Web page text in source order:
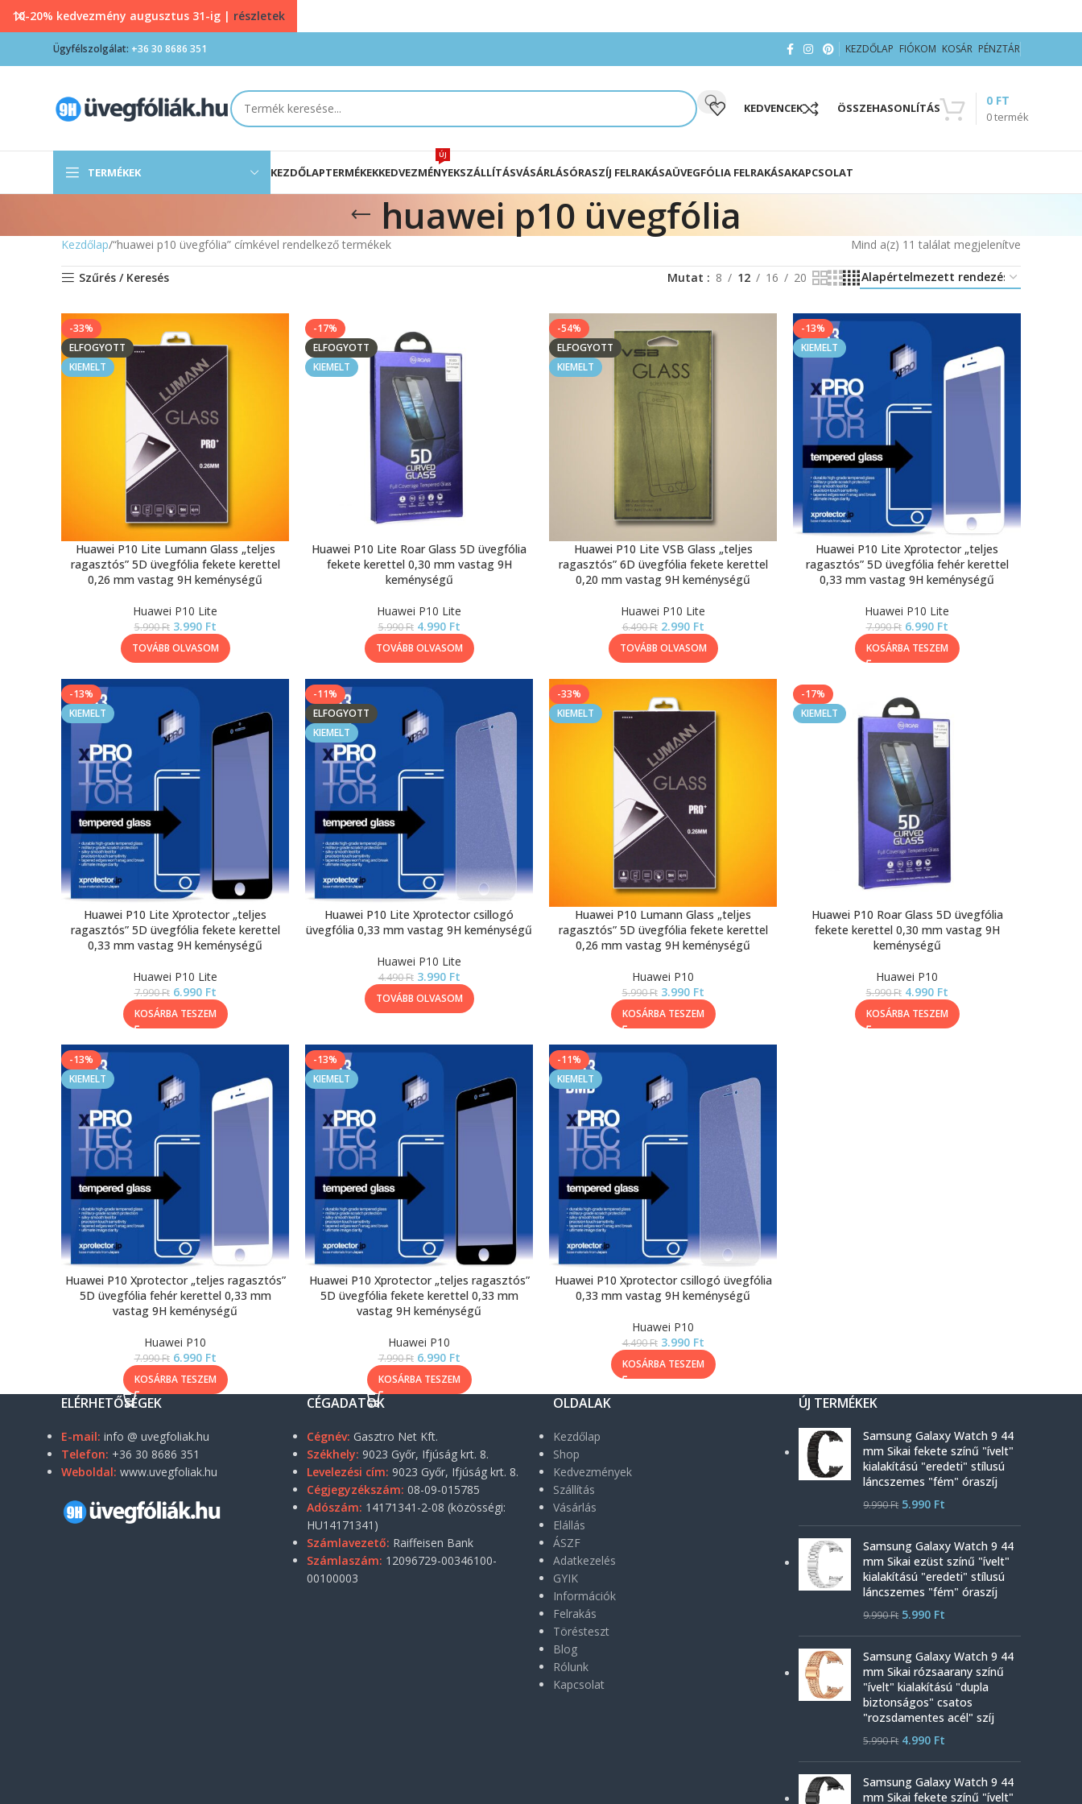
Ügyfélszolgálat: +36 30 8686 351 KEZDŐLAP FIÓKOM KOSÁR PÉNZTÁR
KEDVENCEK ÖSSZEHASONLÍTÁS
0termék
0 FT
TERMÉKEK KEZDŐLAPTERMÉKEKKEDVEZMÉNYEK
ÚJ
SZÁLLÍTÁSVÁSÁRLÁSÓRASZÍJ FELRAKÁSAÜVEGFÓLIA FELRAKÁSAKAPCSOLAT
huawei p10 üvegfólia
Kezdőlap “huawei p10 üvegfólia” címkével rendelkező termékek Mind a(z) 11 találat megjelenítve
Szűrés / Keresés Mutat 8 12 16 20
-33%
ELFOGYOTT
KIEMELT
Huawei P10 Lite Lumann Glass „teljes
ragasztós” 5D üvegfólia fekete kerettel
0,26 mm vastag 9H keménységű
Huawei P10 Lite
5.990Ft 3.990 Ft
TOVÁBB OLVASOM
-17%
ELFOGYOTT
KIEMELT
Huawei P10 Lite Roar Glass 5D üvegfólia
fekete kerettel 0,30 mm vastag 9H
keménységű
Huawei P10 Lite
5.990Ft 4.990 Ft
TOVÁBB OLVASOM
-54%
ELFOGYOTT
KIEMELT
Huawei P10 Lite VSB Glass „teljes
ragasztós” 6D üvegfólia fekete kerettel
0,20 mm vastag 9H keménységű
Huawei P10 Lite
6.490Ft 2.990 Ft
TOVÁBB OLVASOM
-13%
KIEMELT
Huawei P10 Lite Xprotector „teljes
ragasztós” 5D üvegfólia fehér kerettel
0,33 mm vastag 9H keménységű
Huawei P10 Lite
7.990Ft 6.990 Ft
KOSÁRBA TESZEM
-13%
KIEMELT
Huawei P10 Lite Xprotector „teljes
ragasztós” 5D üvegfólia fekete kerettel
0,33 mm vastag 9H keménységű
Huawei P10 Lite
7.990Ft 6.990 Ft
KOSÁRBA TESZEM
-11%
ELFOGYOTT
KIEMELT
Huawei P10 Lite Xprotector csillogó
üvegfólia 0,33 mm vastag 9H keménységű
Huawei P10 Lite
4.490Ft 3.990 Ft
TOVÁBB OLVASOM
-33%
KIEMELT
Huawei P10 Lumann Glass „teljes
ragasztós” 5D üvegfólia fekete kerettel
0,26 mm vastag 9H keménységű
Huawei P10
5.990Ft 3.990 Ft
KOSÁRBA TESZEM
-17%
KIEMELT
Huawei P10 Roar Glass 5D üvegfólia
fekete kerettel 0,30 mm vastag 9H
keménységű
Huawei P10
5.990Ft 4.990 Ft
KOSÁRBA TESZEM
-13%
KIEMELT
Huawei P10 Xprotector „teljes ragasztós”
5D üvegfólia fehér kerettel 0,33 mm
vastag 9H keménységű
Huawei P10
7.990Ft 6.990 Ft
KOSÁRBA TESZEM
-13%
KIEMELT
Huawei P10 Xprotector „teljes ragasztós”
5D üvegfólia fekete kerettel 0,33 mm
vastag 9H keménységű
Huawei P10
7.990Ft 6.990 Ft
KOSÁRBA TESZEM
-11%
KIEMELT
Huawei P10 Xprotector csillogó üvegfólia
0,33 mm vastag 9H keménységű
Huawei P10
4.490Ft 3.990 Ft
KOSÁRBA TESZEM
ELÉRHETŐSÉGEK
E-mail: info @ uvegfoliak.hu
Telefon: +36 30 8686 351
Weboldal: www.uvegfoliak.hu
CÉGADATOK
Cégnév: Gasztro Net Kft.
Székhely: 9023 Győr, Ifjúság krt. 8.
Levelezési cím: 9023 Győr, Ifjúság krt. 8.
Cégjegyzékszám: 08-09-015785
Adószám: 14171341-2-08 (közösségi:
HU14171341)
Számlavezető: Raiffeisen Bank
Számlaszám: 12096729-00346100-
00100003
OLDALAK
Kezdőlap
Shop
Kedvezmények
Szállítás
Vásárlás
Elállás
ÁSZF
Adatkezelés
GYIK
Információk
Felrakás
Törésteszt
Blog
Rólunk
Kapcsolat
ÚJ TERMÉKEK
Samsung Galaxy Watch 9 44
mm Sikai fekete színű "ívelt"
kialakítású "eredeti" stílusú
láncszemes "fém" óraszíj
9.990Ft 5.990 Ft
Samsung Galaxy Watch 9 44
mm Sikai ezüst színű "ívelt"
kialakítású "eredeti" stílusú
láncszemes "fém" óraszíj
9.990Ft 5.990 Ft
Samsung Galaxy Watch 9 44
mm Sikai rózsaarany színű
"ívelt" kialakítású "dupla
biztonságos" csatos
"rozsdamentes acél" szíj
5.990Ft 4.990 Ft
Samsung Galaxy Watch 9 44
mm Sikai fekete színű "ívelt"
10-20% kedvezmény augusztus 31-ig | részletek